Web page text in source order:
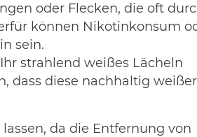
oder Flecken, die oft
können Nikotinkonsum
sein.
strahlend weißes Lächeln
dass diese nachhaltig weißer
da die Entfernung von